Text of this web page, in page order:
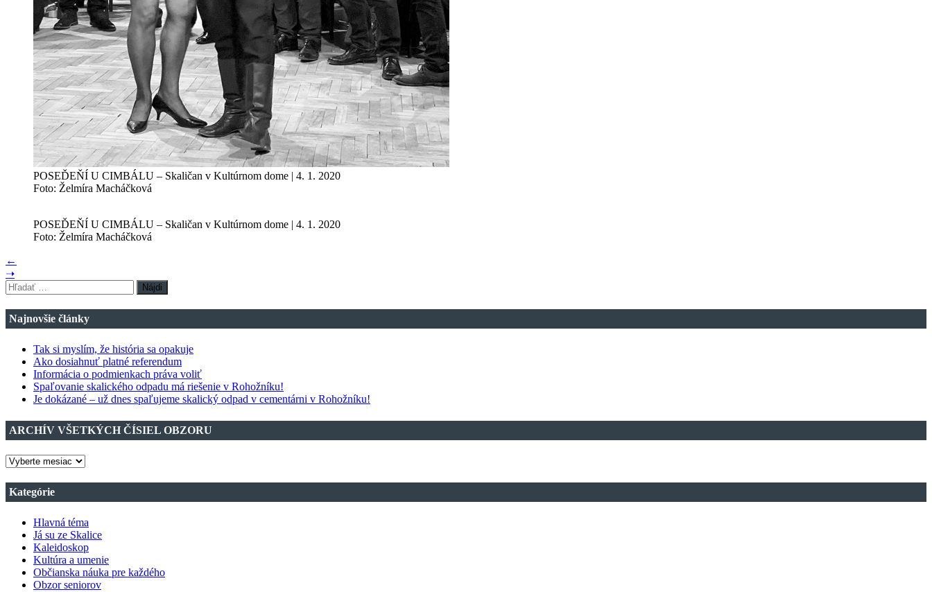
POSEĎEŇÍ U CIMBÁLU – Skaličan v Kultúrnom dome | 4. 1. 2020
Foto: Želmíra Macháčková
POSEĎEŇÍ U CIMBÁLU – Skaličan v Kultúrnom dome | 4. 1. 2020
Foto: Želmíra Macháčková
←
➝
Hľadať:
Najnovšie články
Tak si myslím, že história sa opakuje
Ako dosiahnuť platné referendum
Informácia o podmienkach práva voliť
Spaľovanie skalického odpadu má riešenie v Rohožníku!
Je dokázané – už dnes spaľujeme skalický odpad v cementárni v Rohožníku!
ARCHÍV VŠETKÝCH ČÍSIEL OBZORU
ARCHÍV
ČÍSIEL
OBZORU
Kategórie
Hlavná téma
Já su ze Skalice
Kaleidoskop
Kultúra a umenie
Občianska náuka pre každého
Obzor seniorov